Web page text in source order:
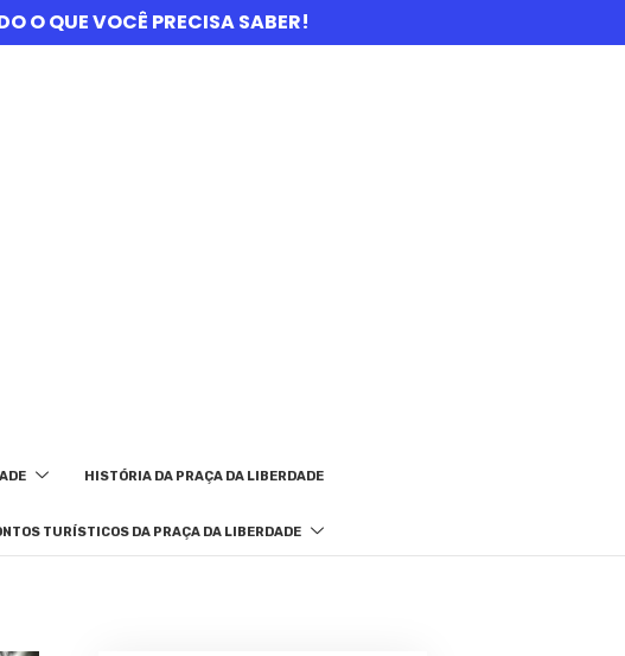
O QUE VOCÊ PRECISA SABER!
HISTÓRIA DA PRAÇA DA LIBERDADE
TURÍSTICOS DA PRAÇA DA LIBERDADE